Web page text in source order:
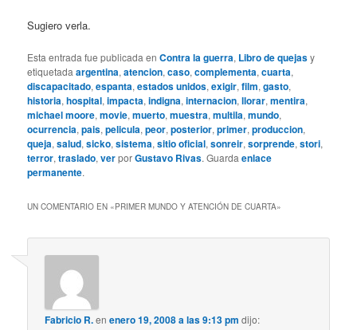
Sugiero verla.
Esta entrada fue publicada enContra la guerra, Libro de quejasy
etiquetadaargentina,atencion,caso,complementa,cuarta,
discapacitado,espanta,estados unidos,exigir,film,gasto,
historia,hospital,impacta,indigna,internacion,llorar,mentira,
michael moore,movie,muerto,muestra,multila,mundo,
ocurrencia,pais,pelicula,peor,posterior,primer,produccion,
queja,salud,sicko,sistema,sitio oficial,sonreir,sorprende,stori,
terror,traslado,verporGustavo Rivas. Guardaenlace
permanente.
UN COMENTARIO EN «PRIMER MUNDO Y ATENCIÓN DE CUARTA»
Fabricio R.enenero 19, 2008 a las 9:13 pm dijo: